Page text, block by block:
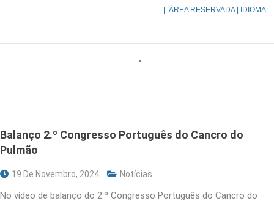
ÁREA RESERVADA| IDIOMA:
Balanço 2.º Congresso Português do Cancro do
Pulmão
19 De Novembro, 2024 Notícias
No vídeo de balanço do 2.º Congresso Português do Cancro do